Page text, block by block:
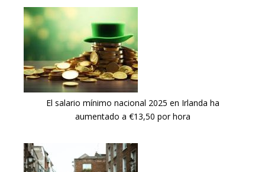
El salario mínimo nacional 2025 en Irlanda ha
aumentado a €13,50 por hora